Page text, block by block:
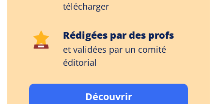
télécharger
Rédigées par des profs
et validées par un comité
éditorial
Découvrir